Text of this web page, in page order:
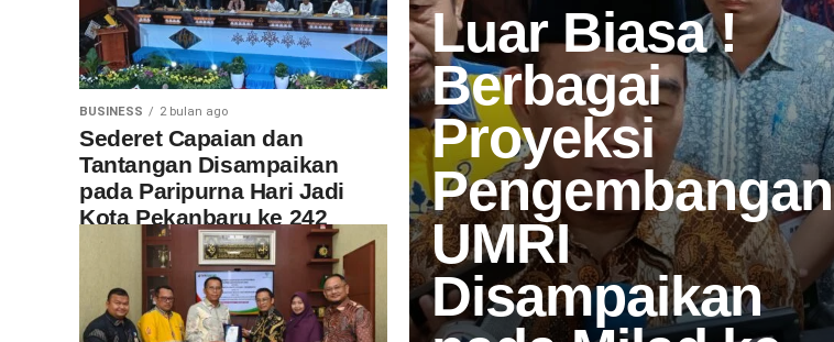
Luar Biasa !
Berbagai
Proyeksi
Pengembangan
UMRI
Disampaikan
BUSINESS 2 bulan ago
Sederet Capaian dan
Tantangan Disampaikan
pada Paripurna Hari Jadi
Kota Pekanbaru ke 242